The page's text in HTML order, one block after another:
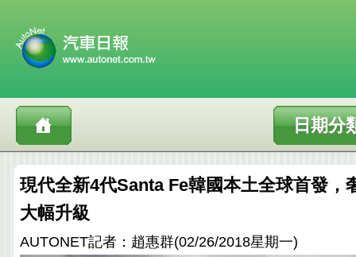
日期分
現代全新4代Santa Fe韓國本土全球首發，
大幅升級
AUTONET記者：趙惠群(02/26/2018星期一)